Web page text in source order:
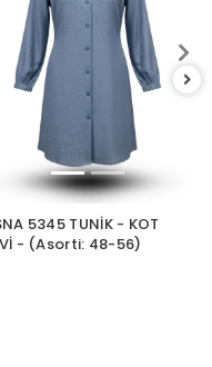
5345 TUNİK - KOT
- (Asorti: 48-56)